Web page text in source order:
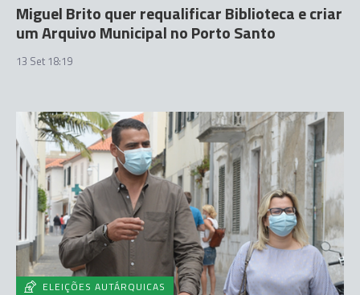
Miguel Brito quer requalificar Biblioteca e criar
um Arquivo Municipal no Porto Santo
13 Set 18:19
ELEIÇÕES AUTÁRQUICAS